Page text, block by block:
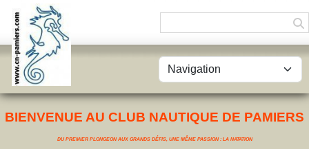
BIENVENUE AU CLUB NAUTIQUE DE PAMIERS
DU PREMIER PLONGEON AUX GRANDS DÉFIS, UNE MÊME PASSION : LA NATATION
Panneau de gestion des cookies